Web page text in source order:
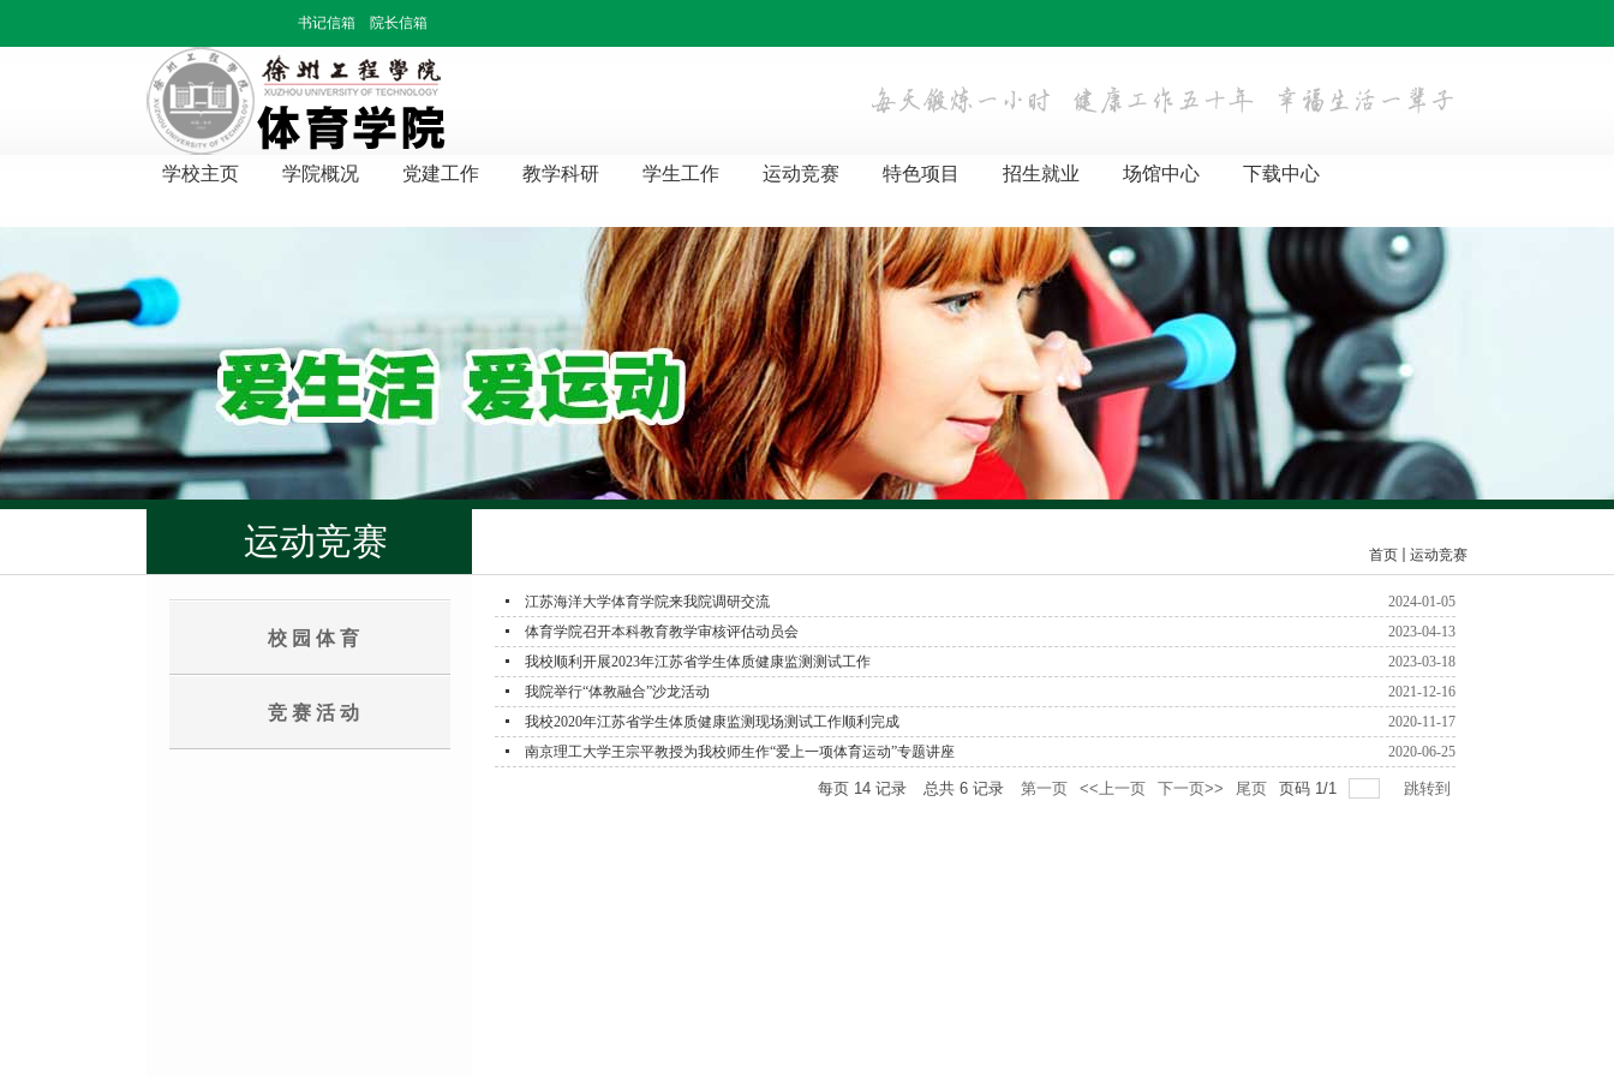
书记信箱 院长信箱
学校主页 学院概况 党建工作 教学科研 学生工作 运动竞赛 特色项目 招生就业 场馆中心 下载中心
运动竞赛 首页 运动竞赛
校园体育
竞赛活动
江苏海洋大学体育学院来我院调研交流
2024-01-05
体育学院召开本科教育教学审核评估动员会
2023-04-13
我校顺利开展2023年江苏省学生体质健康监测测试工作
2023-03-18
我院举行“体教融合”沙龙活动
2021-12-16
我校2020年江苏省学生体质健康监测现场测试工作顺利完成
2020-11-17
南京理工大学王宗平教授为我校师生作“爱上一项体育运动”专题讲座
2020-06-25
每页 14 记录 总共 6 记录 第一页 <<上一页 下一页>> 尾页 页码 1/1 跳转到